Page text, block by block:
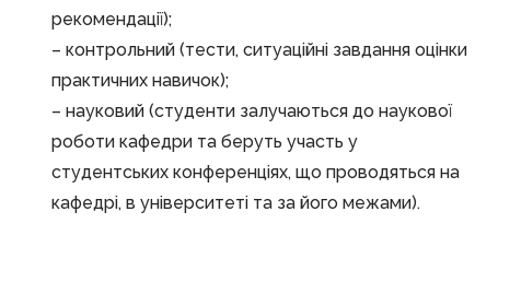
рекомендації);
– контрольний (тести, ситуаційні завдання оцінки
практичних навичок);
– науковий (студенти залучаються до наукової
роботи кафедри та беруть участь у
студентських конференціях, що проводяться на
кафедрі, в університеті та за його межами).